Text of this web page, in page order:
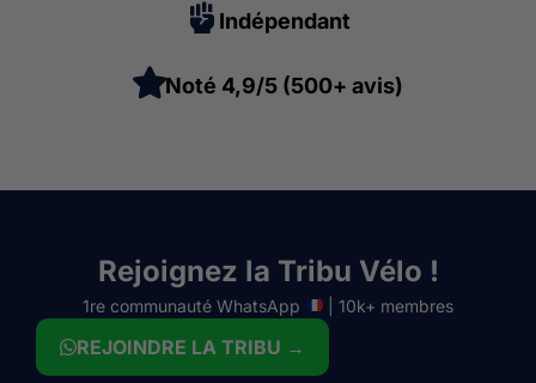
Indépendant
Noté 4,9/5 (500+ avis)
Rejoignez la Tribu Vélo !
1re communauté WhatsApp | 10k+ membres
REJOINDRE LA TRIBU →